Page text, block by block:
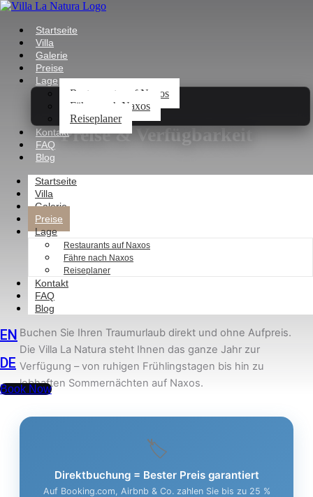
Startseite
Villa
Galerie
Preise
Lage
Restaurants auf Naxos
Fähre nach Naxos
Reiseplaner
Kontakt
FAQ
Blog
Startseite
Villa
Galerie
Preise
Lage
Restaurants auf Naxos
Fähre nach Naxos
Reiseplaner
Kontakt
FAQ
Blog
EN
DE
Book Now
Preise & Verfügbarkeit
Buchen Sie Ihren Traumurlaub direkt und ohne Aufpreis.
Die Villa La Natura steht Ihnen das ganze Jahr zur
Verfügung – von ruhigen Frühlingstagen bis hin zu
lebhaften Sommernächten auf Naxos.
🏷️
Direktbuchung = Bester Preis garantiert
Auf Booking.com, Airbnb & Co. zahlen Sie bis zu 25 %